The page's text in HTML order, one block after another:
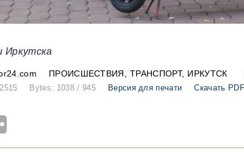
Иркутска
ПРОИСШЕСТВИЯ ТРАНСПОРТ ИРКУТСК
Bytes: 1038 / 945 Версия для печати Скачать PDF